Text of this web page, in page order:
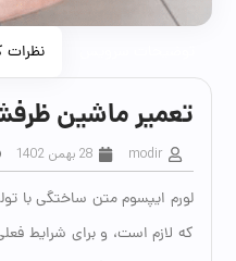
نظرات
تعمیر ماشین
modir 28 بهمن 1402
لورم ایپسوم متن ساختگی با
که لازم است، و برای شرایط